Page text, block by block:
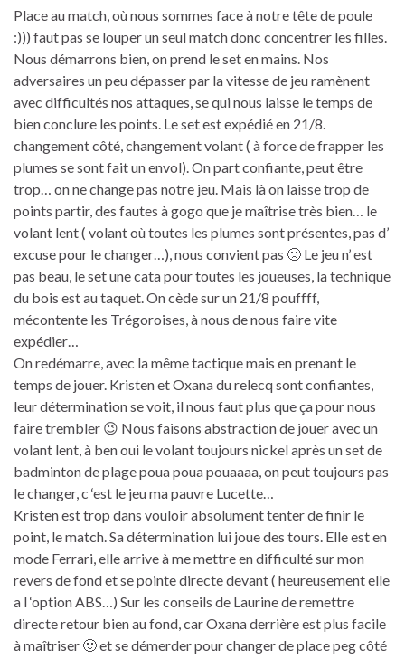
Place au match, où nous sommes face à notre tête de poule
:))) faut pas se louper un seul match donc concentrer les filles.
Nous démarrons bien, on prend le set en mains. Nos
adversaires un peu dépasser par la vitesse de jeu ramènent
avec difficultés nos attaques, se qui nous laisse le temps de
bien conclure les points. Le set est expédié en 21/8.
changement côté, changement volant ( à force de frapper les
plumes se sont fait un envol). On part confiante, peut être
trop… on ne change pas notre jeu. Mais là on laisse trop de
points partir, des fautes à gogo que je maîtrise très bien… le
volant lent ( volant où toutes les plumes sont présentes, pas d’
excuse pour le changer…), nous convient pas 🙁 Le jeu n’ est
pas beau, le set une cata pour toutes les joueuses, la technique
du bois est au taquet. On cède sur un 21/8 pouffff,
mécontente les Trégoroises, à nous de nous faire vite
expédier…
On redémarre, avec la même tactique mais en prenant le
temps de jouer. Kristen et Oxana du relecq sont confiantes,
leur détermination se voit, il nous faut plus que ça pour nous
faire trembler 😉 Nous faisons abstraction de jouer avec un
volant lent, à ben oui le volant toujours nickel après un set de
badminton de plage poua poua pouaaaa, on peut toujours pas
le changer, c ‘est le jeu ma pauvre Lucette…
Kristen est trop dans vouloir absolument tenter de finir le
point, le match. Sa détermination lui joue des tours. Elle est en
mode Ferrari, elle arrive à me mettre en difficulté sur mon
revers de fond et se pointe directe devant ( heureusement elle
a l ‘option ABS…) Sur les conseils de Laurine de remettre
directe retour bien au fond, car Oxana derrière est plus facile
à maîtriser 🙂 et se démerder pour changer de place peg côté